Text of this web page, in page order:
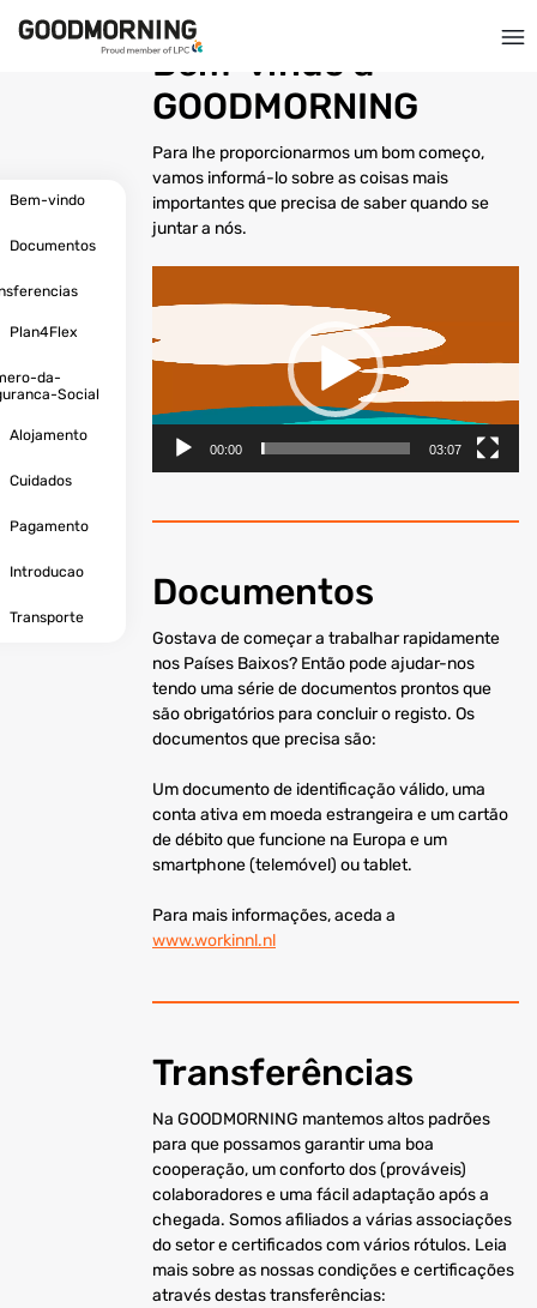
Bem-vindo
Documentos
Plan4Flex
da-
Social
Alojamento
Cuidados
Pagamento
Introducao
Transporte
Bem-vindo à
GOODMORNING
Para lhe proporcionarmos um bom começo,
vamos informá-lo sobre as coisas mais
importantes que precisa de saber quando se
juntar a nós.
de
00:00 03:07
Documentos
Gostava de começar a trabalhar rapidamente
nos Países Baixos? Então pode ajudar-nos
tendo uma série de documentos prontos que
são obrigatórios para concluir o registo. Os
documentos que precisa são:
Um documento de identificação válido, uma
conta ativa em moeda estrangeira e um cartão
de débito que funcione na Europa e um
smartphone (telemóvel) ou tablet.
Para mais informações, aceda a
www.workinnl.nl
Transferências
Na GOODMORNING mantemos altos padrões
para que possamos garantir uma boa
cooperação, um conforto dos (prováveis)
colaboradores e uma fácil adaptação após a
chegada. Somos afiliados a várias associações
do setor e certificados com vários rótulos. Leia
mais sobre as nossas condições e certificações
através destas transferências: